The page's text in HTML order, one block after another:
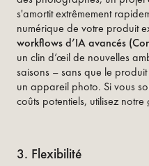
s'amortit extrêmement
numérique de votre produit
workflows d’IA avancés
un clin d’œil de nouvelles
saisons – sans que le
un appareil photo. Si vous
coûts potentiels, utilisez notre
3. Flexibilité